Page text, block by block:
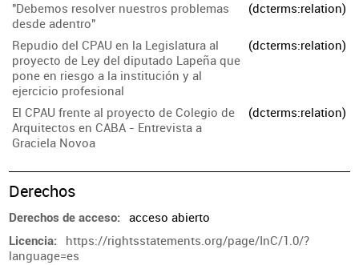
"Debemos resolver nuestros problemas
desde adentro"
(dcterms:relation)
Repudio del CPAU en la Legislatura al
proyecto de Ley del diputado Lapeña que
pone en riesgo a la institución y al
ejercicio profesional
(dcterms:relation)
El CPAU frente al proyecto de Colegio de
Arquitectos en CABA - Entrevista a
Graciela Novoa
(dcterms:relation)
Derechos
Derechos de acceso acceso abierto
Licencia
https://rightsstatements.org/page/InC/1.0/?
language=es